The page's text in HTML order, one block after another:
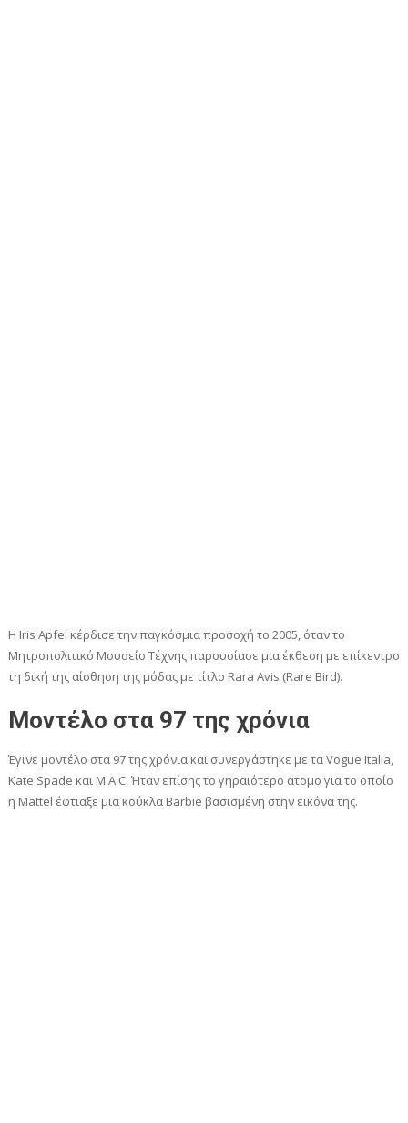
Η Iris Apfel κέρδισε την παγκόσμια προσοχή το 2005, όταν το
Μητροπολιτικό Μουσείο Τέχνης παρουσίασε μια έκθεση με επίκεντρο
τη δική της αίσθηση της μόδας με τίτλο Rara Avis (Rare Bird).
Μοντέλο στα 97 της χρόνια
Έγινε μοντέλο στα 97 της χρόνια και συνεργάστηκε με τα Vogue Italia,
Kate Spade και M.A.C. Ήταν επίσης το γηραιότερο άτομο για το οποίο
η Mattel έφτιαξε μια κούκλα Barbie βασισμένη στην εικόνα της.